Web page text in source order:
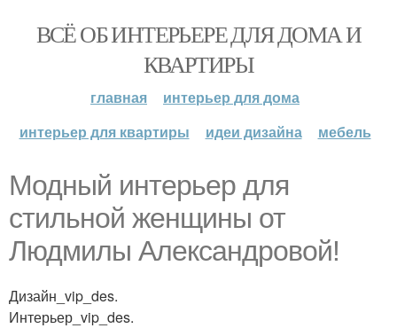
ВСЁ ОБ ИНТЕРЬЕРЕ ДЛЯ ДОМА И
КВАРТИРЫ
главная
интерьер для дома
интерьер для квартиры
идеи дизайна мебель
Модный интерьер для
стильной женщины от
Людмилы Александровой!
Дизайн_vip_des.
Интерьер_vip_des.